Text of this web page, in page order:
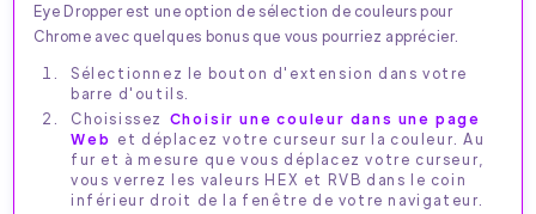
Eye Dropper est une option de sélection de couleurs pour
Chrome avec quelques bonus que vous pourriez apprécier.
Sélectionnez le bouton d'extension dans votre
barre d'outils.
Choisissez Choisir une couleur dans une page
Web et déplacez votre curseur sur la couleur. Au
fur et à mesure que vous déplacez votre curseur,
vous verrez les valeurs HEX et RVB dans le coin
inférieur droit de la fenêtre de votre navigateur.